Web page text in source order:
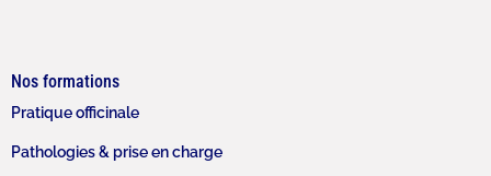
Nos formations
Pratique officinale
Pathologies & prise en charge